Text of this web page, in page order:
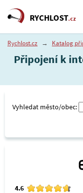
RYCHLOST.cz
Rychlost.cz → Katalog
Připojení k
Vyhledat město/obec:
4.6